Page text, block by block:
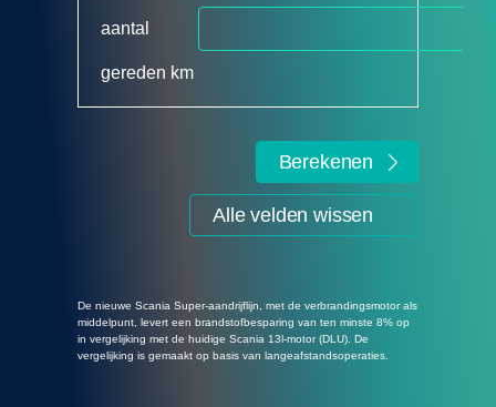
aantal
gereden km
Berekenen
Alle velden wissen
De nieuwe Scania Super-aandrijflijn, met de verbrandingsmotor als
middelpunt, levert een brandstofbesparing van ten minste 8% op
in vergelijking met de huidige Scania 13l-motor (DLU). De
vergelijking is gemaakt op basis van langeafstandsoperaties.